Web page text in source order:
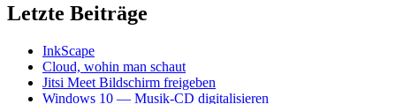
Letzte Beiträge
InkScape
Cloud, wohin man schaut
Jitsi Meet Bildschirm freigeben
Windows 10 — Musik-CD digitalisieren